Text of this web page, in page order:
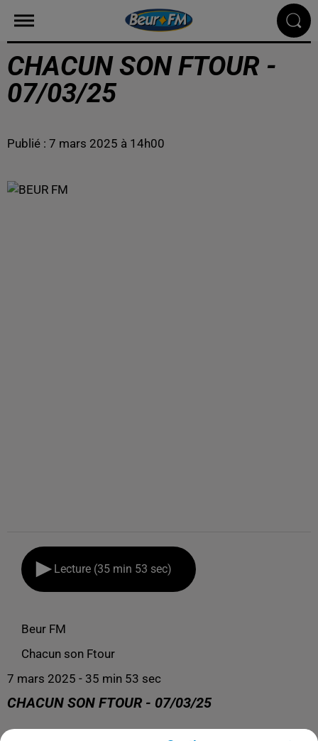
CHACUN SON FTOUR -
07/03/25
Publié : 7 mars 2025 à 14h00
Lecture (35 min 53 sec)
Beur FM
Chacun son Ftour
7 mars 2025 - 35 min 53 sec
CHACUN SON FTOUR - 07/03/25